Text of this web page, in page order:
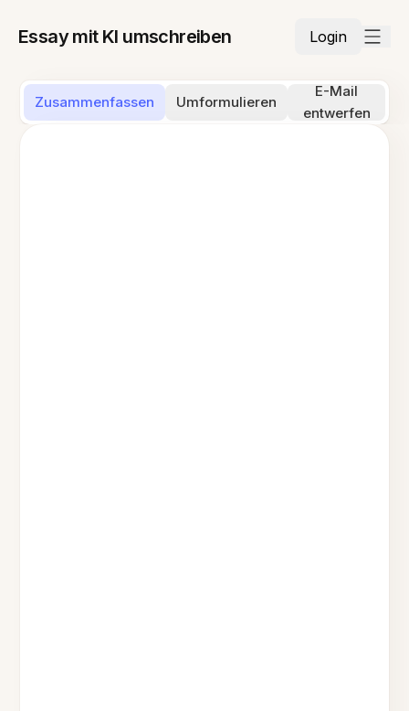
Essay mit KI umschreiben Login
Zusammenfassen Umformulieren
E-Mail
entwerfen